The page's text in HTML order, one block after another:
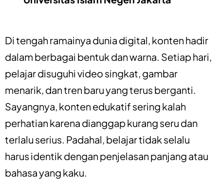
Di tengah ramainya dunia digital, konten hadir
dalam berbagai bentuk dan warna. Setiap hari,
pelajar disuguhi video singkat, gambar
menarik, dan tren baru yang terus berganti.
Sayangnya, konten edukatif sering kalah
perhatian karena dianggap kurang seru dan
terlalu serius. Padahal, belajar tidak selalu
harus identik dengan penjelasan panjang atau
bahasa yang kaku.